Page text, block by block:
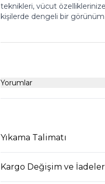
teknikleri, vücut
kişilerde dengeli bir görünüm
Yorumlar
Yıkama Talimatı
Kargo Değişim ve İadeler